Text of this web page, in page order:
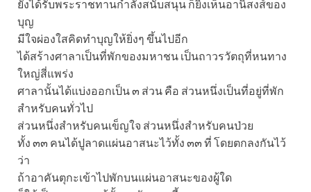
ยังได้รับพระราชทานกำลังสนับสนุน ก็ยิ่งเห็นอานิสงส์ของ
บุญ
มีใจผ่องใสคิดทำบุญให้ยิ่งๆ ขึ้นไปอีก
ได้สร้างศาลาเป็นที่พักของมหาชน เป็นถาวรวัตถุที่หนทาง
ใหญ่สี่แพร่ง
ศาลานั้นได้แบ่งออกเป็น ๓ ส่วน คือ ส่วนหนึ่งเป็นที่อยู่ที่พัก
สำหรับคนทั่วไป
ส่วนหนึ่งสำหรับคนเข็ญใจ ส่วนหนึ่งสำหรับคนป่วย
ทั้ง ๓๓ คนได้ปูลาดแผ่นอาสนะไว้ทั้ง ๓๓ ที่ โดยตกลงกันไว้
ว่า
ถ้าอาคันตุกะเข้าไปพักบนแผ่นอาสนะของผู้ใด